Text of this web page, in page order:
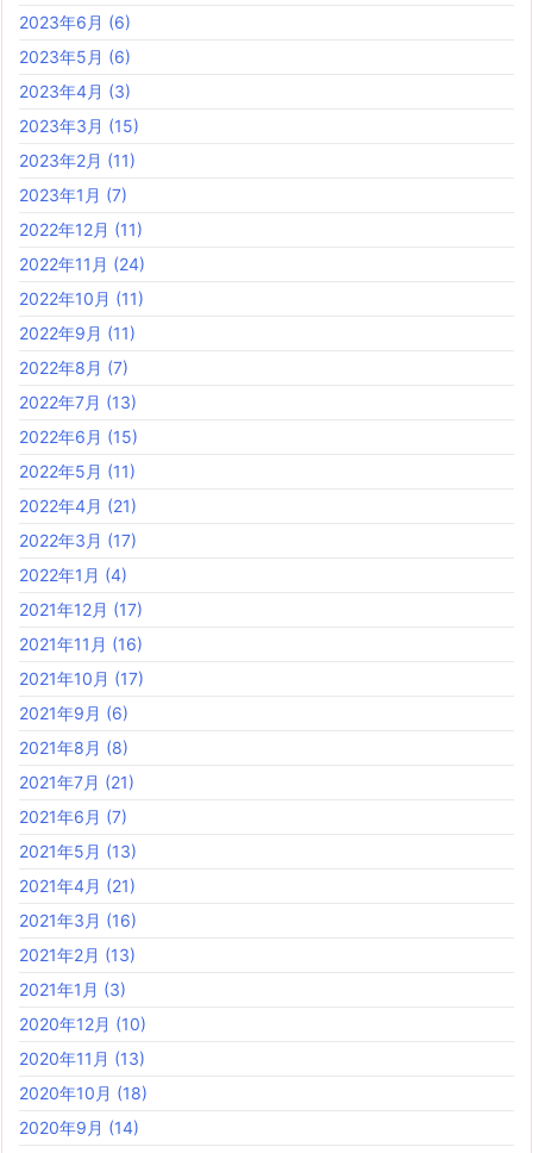
2023年6月 (6)
2023年5月 (6)
2023年4月 (3)
2023年3月 (15)
2023年2月 (11)
2023年1月 (7)
2022年12月 (11)
2022年11月 (24)
2022年10月 (11)
2022年9月 (11)
2022年8月 (7)
2022年7月 (13)
2022年6月 (15)
2022年5月 (11)
2022年4月 (21)
2022年3月 (17)
2022年1月 (4)
2021年12月 (17)
2021年11月 (16)
2021年10月 (17)
2021年9月 (6)
2021年8月 (8)
2021年7月 (21)
2021年6月 (7)
2021年5月 (13)
2021年4月 (21)
2021年3月 (16)
2021年2月 (13)
2021年1月 (3)
2020年12月 (10)
2020年11月 (13)
2020年10月 (18)
2020年9月 (14)